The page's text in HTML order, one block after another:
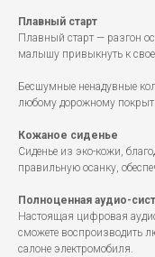
Плавный старт
Плавный старт — разгон
малышу привыкнуть к
Бесшумные ненадувные
любому дорожному
Кожаное сиденье
Сиденье из эко-кожи,
правильную осанку,
Полноценная аудио-
Настоящая цифровая
сможете воспроизводить
салоне электромобиля.